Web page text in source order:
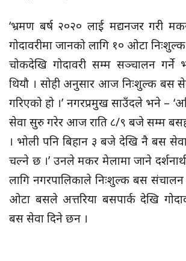
‘भ्रमण बर्ष २०२० लाई मद्यनजर गरी
गोदावरीमा जानको लागि १० ओटा
चोकदेखि गोदावरी सम्म सञ्चालन गर्ने
थियौ । सोही अनुसार आज निःशुल्क बस
गरिएको हो ।’ नगरप्रमुख साउँदले भने –
सेवा सुरु गरेर आज राति ८/९ बजे सम्म
। भोली पनि बिहान ३ बजे देखि नै बस
चल्ने छ ।’ उनले मकर मेलामा जाने
लागि नगरपालिकाले निःशुल्क बस
ओटा बसले अत्तरिया बसपार्क देखि
बस सेवा दिने छन ।